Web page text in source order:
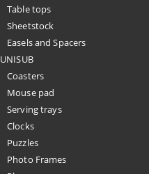
Table tops
Sheetstock
Easels and Spacers
UNISUB
Coasters
Mouse pad
Serving trays
Clocks
Puzzles
Photo Frames